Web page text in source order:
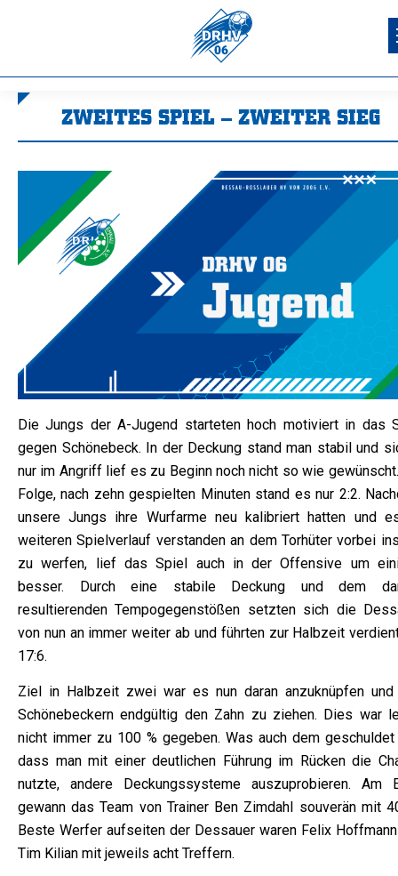
ZWEITES SPIEL – ZWEITER SIEG
Die Jungs der A-Jugend starteten hoch motiviert in das
gegen Schönebeck. In der Deckung stand man stabil und
nur im Angriff lief es zu Beginn noch nicht so wie
Folge, nach zehn gespielten Minuten stand es nur 2:2.
unsere Jungs ihre Wurfarme neu kalibriert hatten und
weiteren Spielverlauf verstanden an dem Torhüter vorbei
zu werfen, lief das Spiel auch in der Offensive um
besser. Durch eine stabile Deckung und dem
resultierenden Tempogegenstößen setzten sich die
von nun an immer weiter ab und führten zur Halbzeit
17:6.
Ziel in Halbzeit zwei war es nun daran anzuknüpfen und
Schönebeckern endgültig den Zahn zu ziehen. Dies war
nicht immer zu 100 % gegeben. Was auch dem geschuldet
dass man mit einer deutlichen Führung im Rücken die
nutzte, andere Deckungssysteme auszuprobieren. Am
gewann das Team von Trainer Ben Zimdahl souverän mit
Beste Werfer aufseiten der Dessauer waren Felix
Tim Kilian mit jeweils acht Treffern.